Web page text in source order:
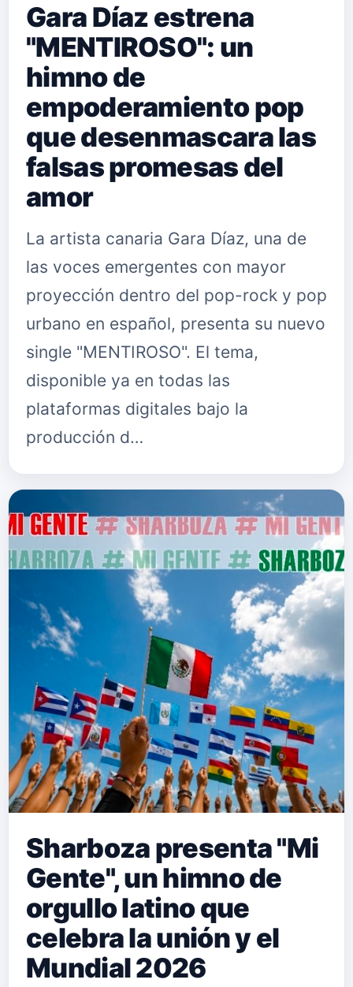
Gara Díaz estrena
"MENTIROSO": un
himno de
empoderamiento pop
que desenmascara las
falsas promesas del
amor
La artista canaria Gara Díaz, una de
las voces emergentes con mayor
proyección dentro del pop-rock y pop
urbano en español, presenta su nuevo
single "MENTIROSO". El tema,
disponible ya en todas las
plataformas digitales bajo la
producción d…
Sharboza presenta "Mi
Gente", un himno de
orgullo latino que
celebra la unión y el
Mundial 2026